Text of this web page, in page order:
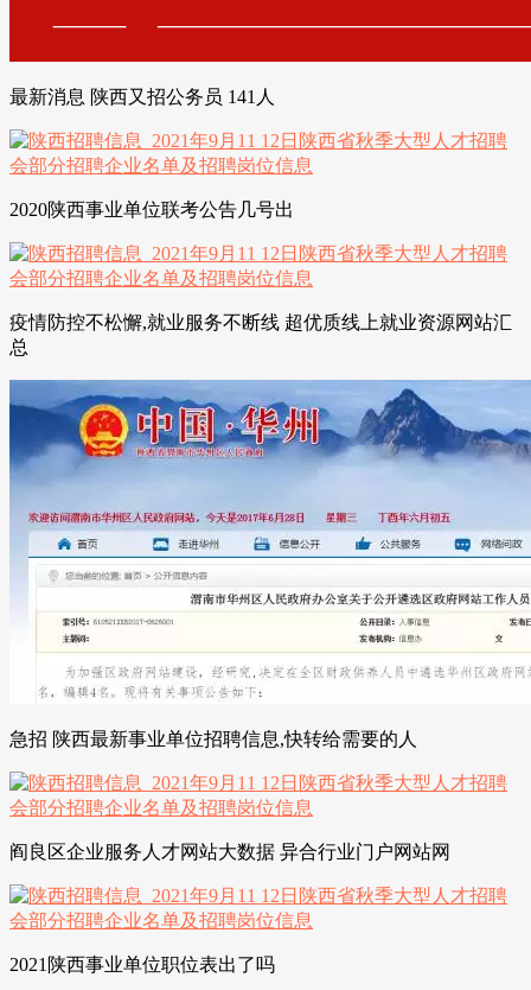
最新消息 陕西又招公务员 141人
2020陕西事业单位联考公告几号出
疫情防控不松懈,就业服务不断线 超优质线上就业资源网站汇
总
急招 陕西最新事业单位招聘信息,快转给需要的人
阎良区企业服务人才网站大数据 异合行业门户网站网
2021陕西事业单位职位表出了吗